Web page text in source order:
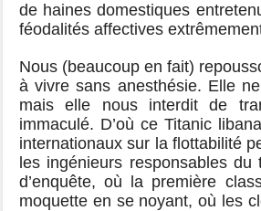
de haines domestiques
féodalités affectives
Nous (beaucoup en fait)
à vivre sans anesthésie. Elle
mais elle nous interdit de
immaculé. D’où ce Titanic
internationaux sur la flottabilité
les ingénieurs responsables
d’enquête, où la première
moquette en se noyant, où les